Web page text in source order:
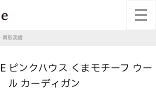
買取実績
ピンクハウス くまモチーフ ウー
ル カーディガン